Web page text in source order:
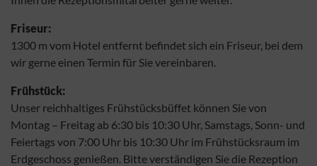
Friseur:
1300 m vom Hotel entfernt befindet sich ein Friseur, bei dem
wir gerne einen Termin für Sie vereinbaren.
Frühstück:
Unser reichhaltiges Frühstücksbüffet können Sie von
Montag – Freitag ab 6:30 bis 10:30 Uhr, Samstags, Sonn- und
Feiertags von 7:00 Uhr bis 10:30 Uhr im Frühstücksraum im
Erdgeschoss genießen. Bitte verständigen Sie die Rezeption